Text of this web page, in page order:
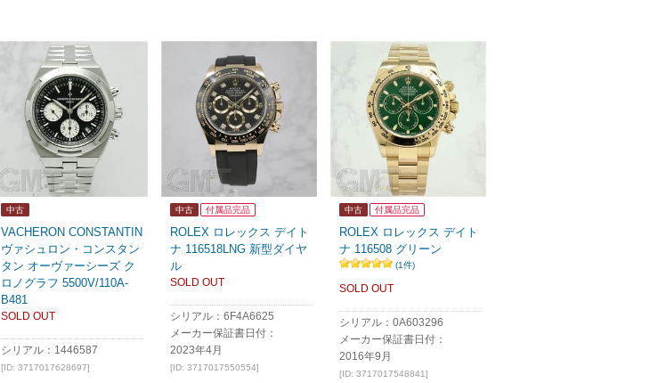
中古
VACHERON CONSTANTIN
ヴァシュロン・コンスタン
タン オーヴァーシーズ ク
ロノグラフ 5500V/110A-
B481
SOLD OUT
シリアル：1446587
[ID: 3717017628697]
中古 付属品完品
ROLEX ロレックス デイト
ナ 116518LNG 新型ダイヤ
ル
SOLD OUT
シリアル：6F4A6625
メーカー保証書日付：
2023年4月
[ID: 3717017550554]
中古 付属品完品
ROLEX ロレックス デイト
ナ 116508 グリーン
(1件)
SOLD OUT
シリアル：0A603296
メーカー保証書日付：
2016年9月
[ID: 3717017548841]